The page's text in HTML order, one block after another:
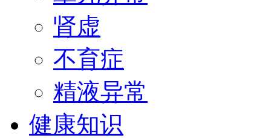
肾虚
不育症
精液异常
健康知识